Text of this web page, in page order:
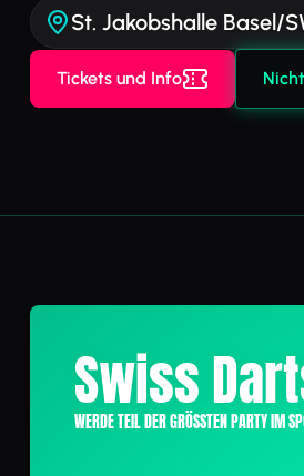
St. Jakobshalle Basel/
Tickets und Info
WERDE TEIL DER GRÖSSTEN PARTY IM
Swiss